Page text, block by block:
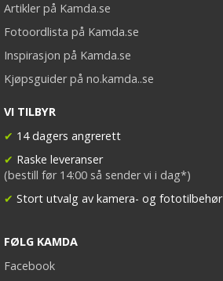
Artikler på Kamda.se
Fotoordlista på Kamda.se
Inspirasjon på Kamda.se
Kjøpsguider på no.kamda..se
VI TILBYR
✔ 14 dagers angrerett
✔ Raske leveranser
(bestill før 14:00 så sender vi i dag*)
✔ Stort utvalg av kamera- og fototilbehør
FØLG KAMDA
Facebook